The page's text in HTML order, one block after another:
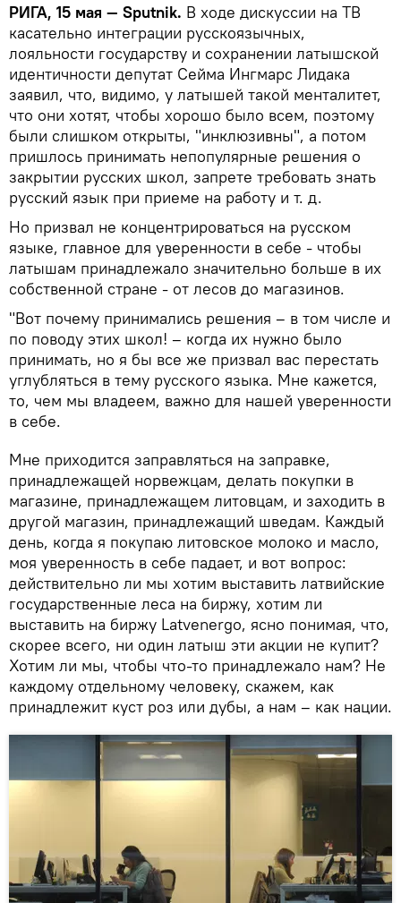
РИГА, 15 мая — Sputnik. В ходе дискуссии на ТВ
касательно интеграции русскоязычных,
лояльности государству и сохранении латышской
идентичности депутат Сейма Ингмарс Лидака
заявил, что, видимо, у латышей такой менталитет,
что они хотят, чтобы хорошо было всем, поэтому
были слишком открыты, "инклюзивны", а потом
пришлось принимать непопулярные решения о
закрытии русских школ, запрете требовать знать
русский язык при приеме на работу и т. д.
Но призвал не концентрироваться на русском
языке, главное для уверенности в себе - чтобы
латышам принадлежало значительно больше в их
собственной стране - от лесов до магазинов.
"Вот почему принимались решения – в том числе и
по поводу этих школ! – когда их нужно было
принимать, но я бы все же призвал вас перестать
углубляться в тему русского языка. Мне кажется,
то, чем мы владеем, важно для нашей уверенности
в себе.
Мне приходится заправляться на заправке,
принадлежащей норвежцам, делать покупки в
магазине, принадлежащем литовцам, и заходить в
другой магазин, принадлежащий шведам. Каждый
день, когда я покупаю литовское молоко и масло,
моя уверенность в себе падает, и вот вопрос:
действительно ли мы хотим выставить латвийские
государственные леса на биржу, хотим ли
выставить на биржу Latvenergo, ясно понимая, что,
скорее всего, ни один латыш эти акции не купит?
Хотим ли мы, чтобы что-то принадлежало нам? Не
каждому отдельному человеку, скажем, как
принадлежит куст роз или дубы, а нам – как нации.